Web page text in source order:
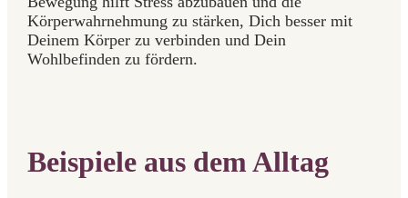
Körperwahrnehmung zu stärken, Dich besser mit
Deinem Körper zu verbinden und Dein
Wohlbefinden zu fördern.
Beispiele aus dem Alltag